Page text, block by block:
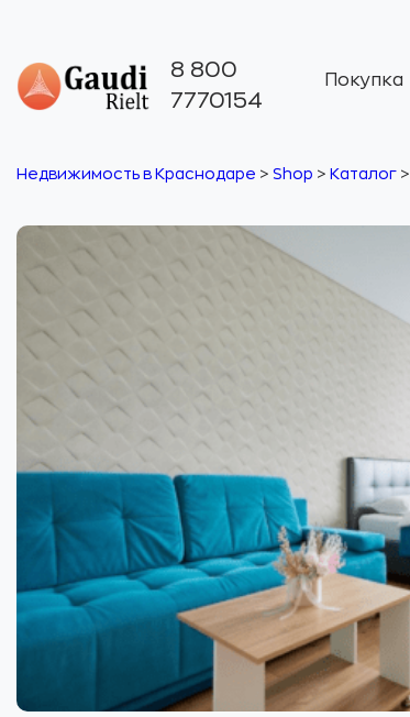
8 800
7770154
Покупка
Недвижимость в Краснодаре > Shop > Каталог >